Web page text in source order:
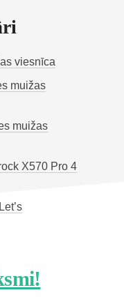
viesnīca
muižas
muižas
X570 Pro 4